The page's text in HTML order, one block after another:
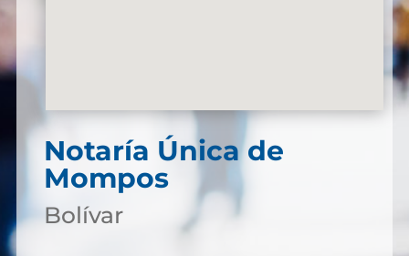
Notaría Única de
Mompos
Bolívar